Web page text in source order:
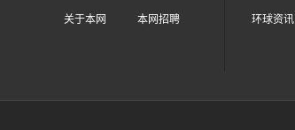
关于本网 本网招聘 环球资讯